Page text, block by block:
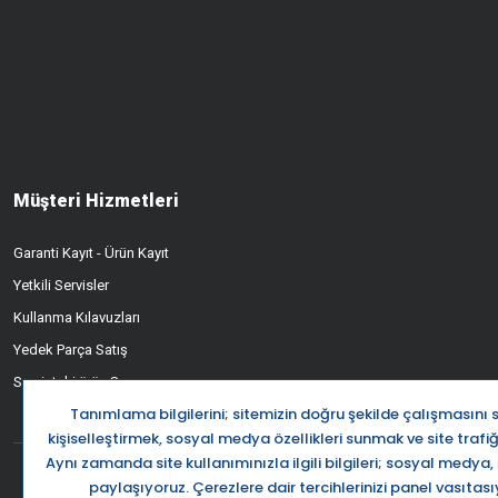
Müşteri Hizmetleri
Garanti Kayıt - Ürün Kayıt
Yetkili Servisler
Kullanma Kılavuzları
Yedek Parça Satış
Servisteki ürün Sorgusu
Destek
0850